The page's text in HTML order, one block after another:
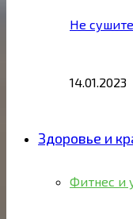
Не
14.01.2023
Здоровье и
Фитнес и